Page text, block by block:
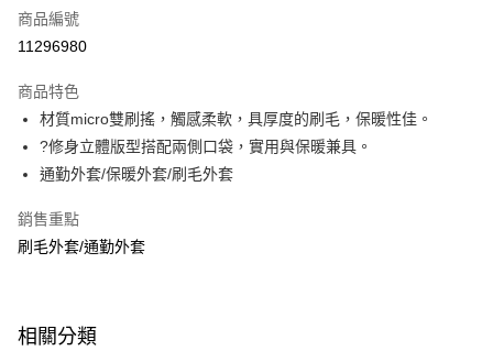
合作金庫商業銀行
上海商業儲蓄銀行
臺灣中小企業銀行
匯豐（台灣）商業銀行
華泰商業銀行
聯邦商業銀行
遠東國際商業銀行
元大商業銀行
台新國際商業銀行
台灣樂天信用卡公司
合作金庫商業銀行
上海商業儲蓄銀行
國泰世華商業銀行
兆豐國際商業銀行
匯豐（台灣）商業銀行
華泰商業銀行
聯邦商業銀行
玉山商業銀行
台新國際商業銀行
LINE Pay
Apple Pay
悠遊付
Google Pay
全盈+PAY
大哥付你分期
1.本服務由台灣大哥大提供，台灣大哥大用戶可立即使用無須另外申請。
2.付款方式選擇「大哥付你分期」，訂單成立後會自動跳轉到大哥付的交易
商品編號
11296980
商品特色
材質micro雙刷搖，觸感柔軟，具厚度的刷毛，保暖性佳。
?修身立體版型搭配兩側口袋，實用與保暖兼具。
通勤外套/保暖外套/刷毛外套
銷售重點
刷毛外套/通勤外套
相關分類